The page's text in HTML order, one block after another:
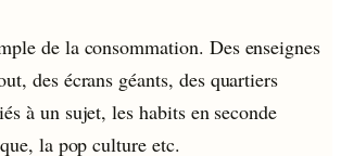
de la consommation. Des enseignes
des écrans géants, des quartiers
à un sujet, les habits en seconde
la pop culture etc.